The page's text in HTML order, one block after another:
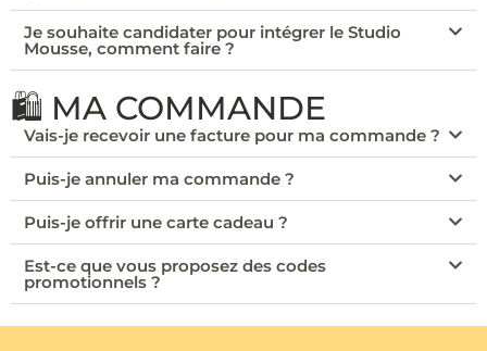
Je souhaite candidater pour intégrer le Studio
Mousse, comment faire ?
🛍️ MA COMMANDE
Vais-je recevoir une facture pour ma commande ?
Puis-je annuler ma commande ?
Puis-je offrir une carte cadeau ?
Est-ce que vous proposez des codes
promotionnels ?